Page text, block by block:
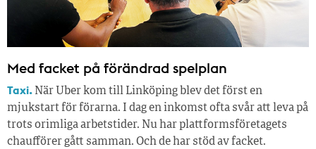
Med facket på förändrad spelplan
Taxi. När Uber kom till Linköping blev det först en
mjukstart för förarna. I dag en inkomst ofta svår att leva på
trots orimliga arbetstider. Nu har plattformsföretagets
chaufförer gått samman. Och de har stöd av facket.